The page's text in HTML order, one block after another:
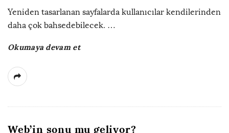
Yeniden tasarlanan sayfalarda kullanıcılar kendilerinden
daha çok bahsedebilecek. …
Okumaya devam et
Web’in sonu mu geliyor?